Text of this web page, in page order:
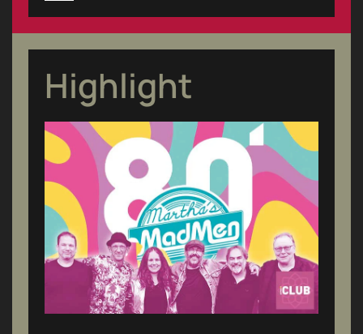
Highlight